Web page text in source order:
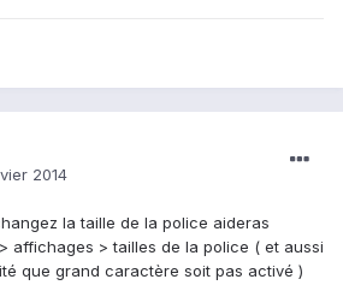
2014
la taille de la police aideras
affichages > tailles de la police ( et aussi
que grand caractère soit pas activé )